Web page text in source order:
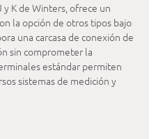
K de Winters, ofrece un
la opción de otros tipos bajo
una carcasa de conexión de
sin comprometer la
estándar permiten
sistemas de medición y